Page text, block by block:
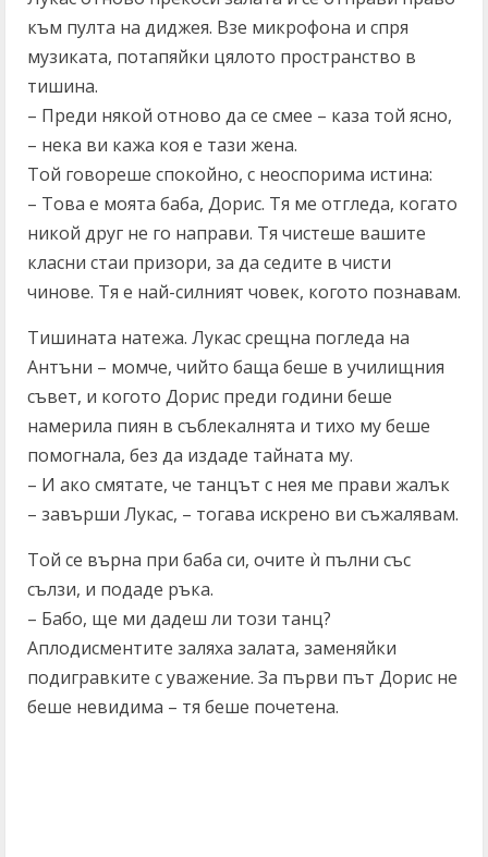
към пулта на диджея. Взе микрофона и спря
музиката, потапяйки цялото пространство в
тишина.
– Преди някой отново да се смее – каза той ясно,
– нека ви кажа коя е тази жена.
Той говореше спокойно, с неоспорима истина:
– Това е моята баба, Дорис. Тя ме отгледа, когато
никой друг не го направи. Тя чистеше вашите
класни стаи призори, за да седите в чисти
чинове. Тя е най-силният човек, когото познавам.
Тишината натежа. Лукас срещна погледа на
Антъни – момче, чийто баща беше в училищния
съвет, и когото Дорис преди години беше
намерила пиян в съблекалнята и тихо му беше
помогнала, без да издаде тайната му.
– И ако смятате, че танцът с нея ме прави жалък
– завърши Лукас, – тогава искрено ви съжалявам.
Той се върна при баба си, очите ѝ пълни със
сълзи, и подаде ръка.
– Бабо, ще ми дадеш ли този танц?
Аплодисментите заляха залата, заменяйки
подигравките с уважение. За първи път Дорис не
беше невидима – тя беше почетена.